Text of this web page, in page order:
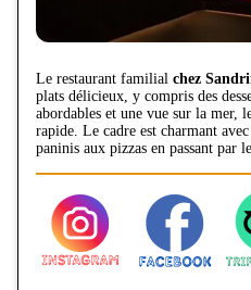
Le restaurant familial chez
plats délicieux, y compris des
abordables et une vue sur la mer,
rapide. Le cadre est charmant
paninis aux pizzas en passant par